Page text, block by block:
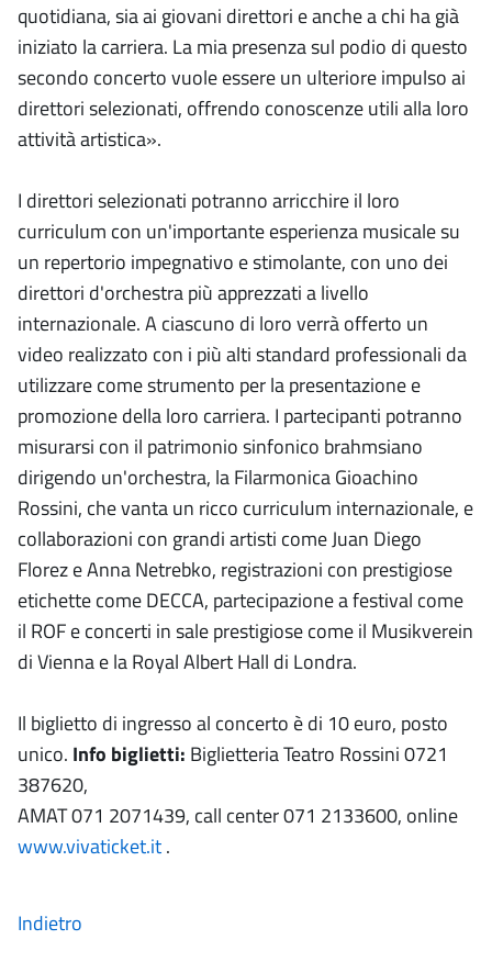
quotidiana, sia ai giovani direttori e anche a chi ha già
iniziato la carriera. La mia presenza sul podio di questo
secondo concerto vuole essere un ulteriore impulso ai
direttori selezionati, offrendo conoscenze utili alla loro
attività artistica».
I direttori selezionati potranno arricchire il loro
curriculum con un'importante esperienza musicale su
un repertorio impegnativo e stimolante, con uno dei
direttori d'orchestra più apprezzati a livello
internazionale. A ciascuno di loro verrà offerto un
video realizzato con i più alti standard professionali da
utilizzare come strumento per la presentazione e
promozione della loro carriera. I partecipanti potranno
misurarsi con il patrimonio sinfonico brahmsiano
dirigendo un'orchestra, la Filarmonica Gioachino
Rossini, che vanta un ricco curriculum internazionale, e
collaborazioni con grandi artisti come Juan Diego
Florez e Anna Netrebko, registrazioni con prestigiose
etichette come DECCA, partecipazione a festival come
il ROF e concerti in sale prestigiose come il Musikverein
di Vienna e la Royal Albert Hall di Londra.
Il biglietto di ingresso al concerto è di 10 euro, posto
unico. Info biglietti: Biglietteria Teatro Rossini 0721
387620,
AMAT 071 2071439, call center 071 2133600, online
www.vivaticket.it.
Indietro